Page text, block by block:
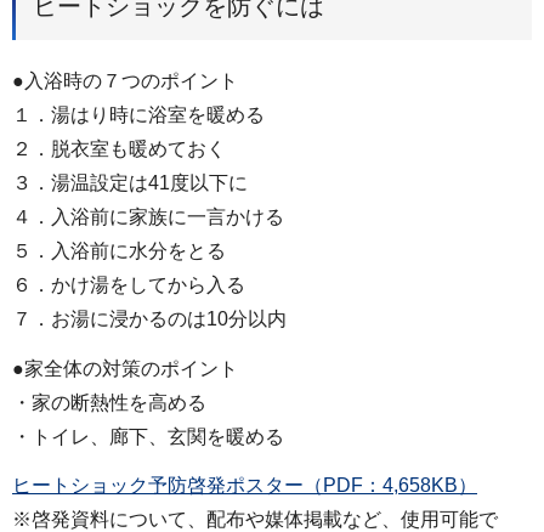
ヒートショックを防ぐには
●入浴時の７つのポイント
１．湯はり時に浴室を暖める
２．脱衣室も暖めておく
３．湯温設定は41度以下に
４．入浴前に家族に一言かける
５．入浴前に水分をとる
６．かけ湯をしてから入る
７．お湯に浸かるのは10分以内
●家全体の対策のポイント
・家の断熱性を高める
・トイレ、廊下、玄関を暖める
ヒートショック予防啓発ポスター（PDF：4,658KB）
※啓発資料について、配布や媒体掲載など、使用可能で